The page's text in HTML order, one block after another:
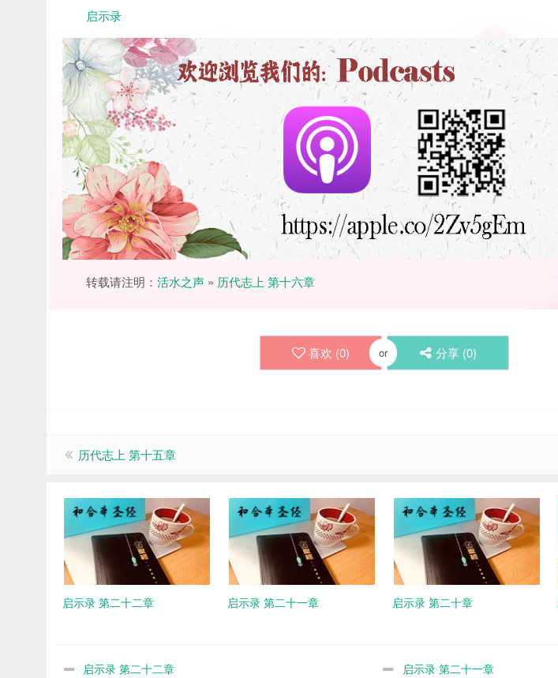
启示录
转载请注明： 活水之声 » 历代志上 第十六章
喜欢 (0) or 分享 (0)
历代志上 第十五章
启示录 第二十二章 启示录 第二十一章 启示录 第二十章
启示录 第二十二章 启示录 第二十一章